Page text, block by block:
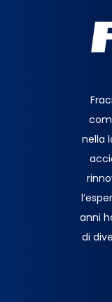
nella
anni
di